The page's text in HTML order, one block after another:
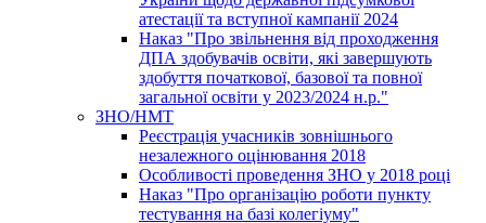
атестації та вступної кампанії 2024
Наказ "Про звільнення від проходження
ДПА здобувачів освіти, які завершують
здобуття початкової, базової та повної
загальної освіти у 2023/2024 н.р."
ЗНО/НМТ
Реєстрація учасників зовнішнього
незалежного оцінювання 2018
Особливості проведення ЗНО у 2018 році
Наказ "Про організацію роботи пункту
тестування на базі колегіуму"